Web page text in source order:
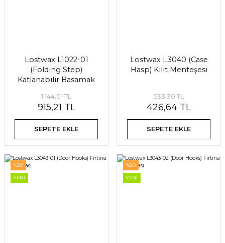
Lostwax L1022-01
(Folding Step)
Katlanabilir Basamak
1.144,01 TL
915,21 TL
SEPETE EKLE
Lostwax L3040 (Case
Hasp) Kilit Menteşesi
533,30 TL
426,64 TL
SEPETE EKLE
%20
YENİ
%20
YENİ